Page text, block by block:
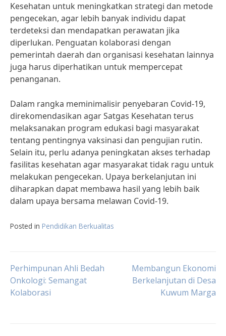
Kesehatan untuk meningkatkan strategi dan metode
pengecekan, agar lebih banyak individu dapat
terdeteksi dan mendapatkan perawatan jika
diperlukan. Penguatan kolaborasi dengan
pemerintah daerah dan organisasi kesehatan lainnya
juga harus diperhatikan untuk mempercepat
penanganan.
Dalam rangka meminimalisir penyebaran Covid-19,
direkomendasikan agar Satgas Kesehatan terus
melaksanakan program edukasi bagi masyarakat
tentang pentingnya vaksinasi dan pengujian rutin.
Selain itu, perlu adanya peningkatan akses terhadap
fasilitas kesehatan agar masyarakat tidak ragu untuk
melakukan pengecekan. Upaya berkelanjutan ini
diharapkan dapat membawa hasil yang lebih baik
dalam upaya bersama melawan Covid-19.
Posted in Pendidikan Berkualitas
Post
navigation
Perhimpunan Ahli Bedah
Onkologi: Semangat
Kolaborasi
Membangun Ekonomi
Berkelanjutan di Desa
Kuwum Marga